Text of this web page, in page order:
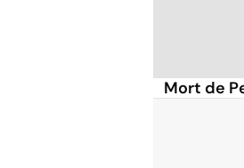
Mort de